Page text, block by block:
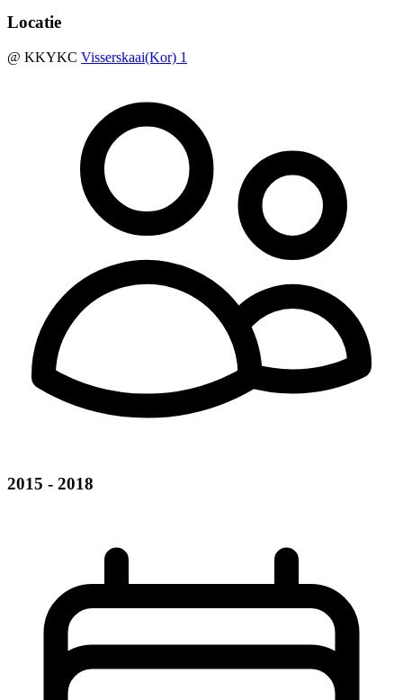
Locatie
@ KKYKC Visserskaai(Kor) 1
2015 - 2018